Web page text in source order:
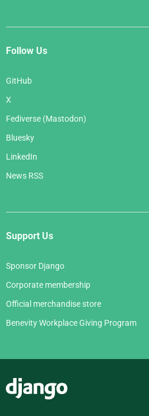
Follow Us
GitHub
X
Fediverse (Mastodon)
Bluesky
LinkedIn
News RSS
Support Us
Sponsor Django
Corporate membership
Official merchandise store
Benevity Workplace Giving Program